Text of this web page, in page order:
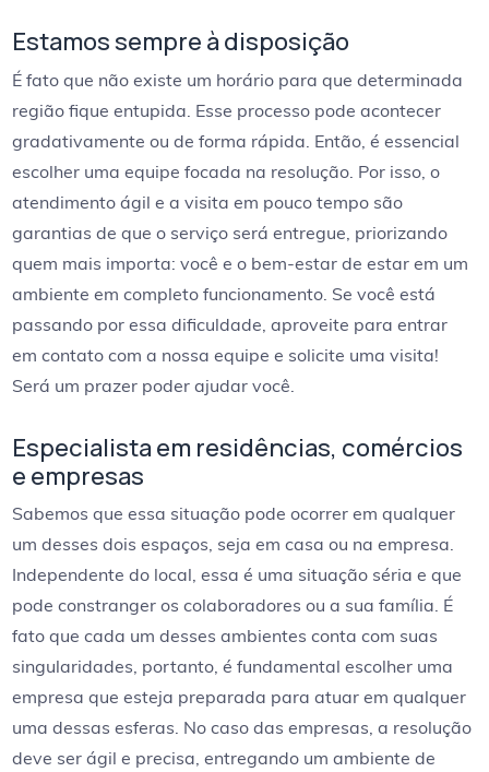
Estamos sempre à disposição
É fato que não existe um horário para que determinada
região fique entupida. Esse processo pode acontecer
gradativamente ou de forma rápida. Então, é essencial
escolher uma equipe focada na resolução. Por isso, o
atendimento ágil e a visita em pouco tempo são
garantias de que o serviço será entregue, priorizando
quem mais importa: você e o bem-estar de estar em um
ambiente em completo funcionamento. Se você está
passando por essa dificuldade, aproveite para entrar
em contato com a nossa equipe e solicite uma visita!
Será um prazer poder ajudar você.
Especialista em residências, comércios
e empresas
Sabemos que essa situação pode ocorrer em qualquer
um desses dois espaços, seja em casa ou na empresa.
Independente do local, essa é uma situação séria e que
pode constranger os colaboradores ou a sua família. É
fato que cada um desses ambientes conta com suas
singularidades, portanto, é fundamental escolher uma
empresa que esteja preparada para atuar em qualquer
uma dessas esferas. No caso das empresas, a resolução
deve ser ágil e precisa, entregando um ambiente de